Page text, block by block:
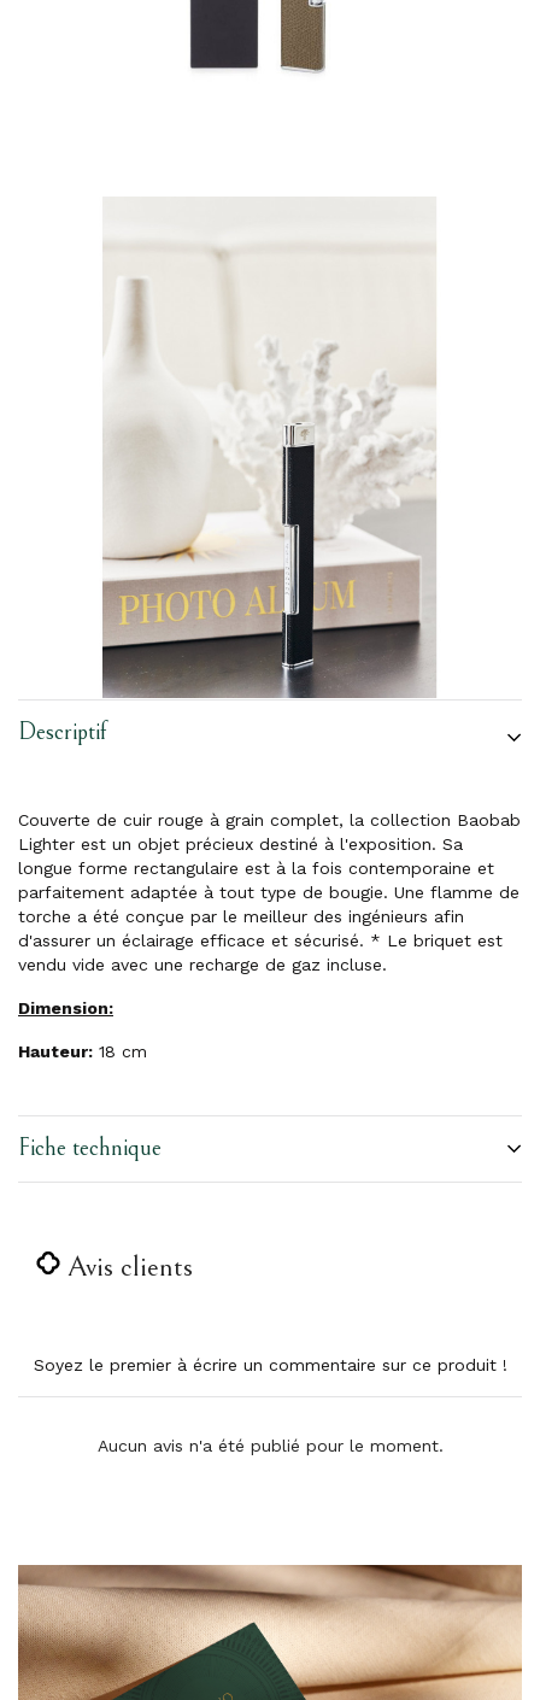
Descriptif
Couverte de cuir rouge à grain complet, la collection Baobab
Lighter est un objet précieux destiné à l'exposition. Sa
longue forme rectangulaire est à la fois contemporaine et
parfaitement adaptée à tout type de bougie. Une flamme de
torche a été conçue par le meilleur des ingénieurs afin
d'assurer un éclairage efficace et sécurisé. * Le briquet est
vendu vide avec une recharge de gaz incluse.
Dimension:
Hauteur: 18 cm
Fiche technique
Avis clients
Soyez le premier à écrire un commentaire sur ce produit !
Aucun avis n'a été publié pour le moment.